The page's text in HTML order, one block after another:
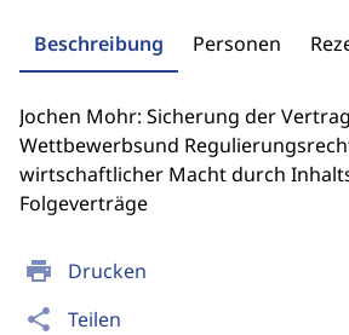
print Drucken
share Teilen
Beschreibung Personen
Jochen Mohr: Sicherung der
Wettbewerbsund
wirtschaftlicher Macht durch
Folgeverträge